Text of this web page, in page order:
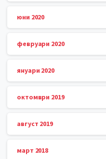
юни 2020
февруари 2020
януари 2020
октомври 2019
август 2019
март 2018